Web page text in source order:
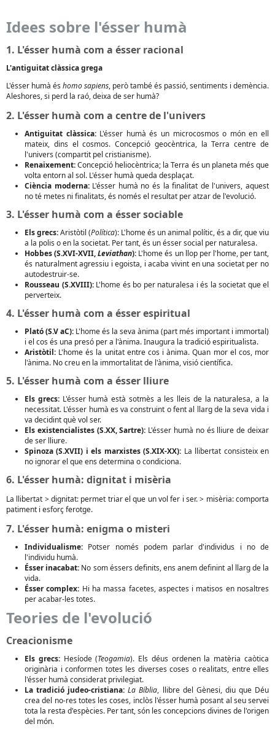
Idees sobre l'ésser humà
1. L'ésser humà com a ésser racional
L'antiguitat clàssica grega
L'ésser humà és homo sapiens, però també és passió, sentiments i demència.
Aleshores, si perd la raó, deixa de ser humà?
2. L'ésser humà com a centre de l'univers
Antiguitat clàssica:L'ésser humà és un microcosmos o món en ell
mateix, dins el cosmos. Concepció geocèntrica, la Terra centre de
l'univers (compartit pel cristianisme).
Renaixement:Concepció heliocèntrica; la Terra és un planeta més que
volta entorn al sol. L'ésser humà queda desplaçat.
Ciència moderna:L'ésser humà no és la finalitat de l'univers, aquest
no té metes ni finalitats, és només el resultat per atzar de l'evolució.
3. L'ésser humà com a ésser sociable
Els grecs:Aristòtil (Política): L'home és un animal polític, és a dir, que viu
a la polis o en la societat. Per tant, és un ésser social per naturalesa.
Hobbes (S.XVI-XVII,Leviathan): L'home és un llop per l'home, per tant,
és naturalment agressiu i egoista, i acaba vivint en una societat per no
autodestruir-se.
Rousseau (S.XVIII):L'home és bo per naturalesa i és la societat que el
perverteix.
4. L'ésser humà com a ésser espiritual
Plató (S.V aC): L'home és la seva ànima (part més important i immortal)
i el cos és una presó per a l'ànima. Inaugura la tradició espiritualista.
Aristòtil: L'home és la unitat entre cos i ànima. Quan mor el cos, mor
l'ànima. No creu en la immortalitat de l'ànima, visió científica.
5. L'ésser humà com a ésser lliure
Els grecs:L'ésser humà està sotmès a les lleis de la naturalesa, a la
necessitat. L'ésser humà es va construint o fent al llarg de la seva vida i
va decidint què vol ser.
Els existencialistes (S.XX, Sartre): L'ésser humà no és lliure de deixar
de ser lliure.
Spinoza (S.XVII) i els marxistes (S.XIX-XX): La llibertat consisteix en
no ignorar el que ens determina o condiciona.
6. L'ésser humà: dignitat i misèria
La llibertat > dignitat: permet triar el que un vol fer i ser. > misèria: comporta
patiment i esforç ferotge.
7. L'ésser humà: enigma o misteri
Individualisme: Potser només podem parlar d'individus i no de
l'individu humà.
Ésser inacabat: No som éssers definits, ens anem definint al llarg de la
vida.
Ésser complex: Hi ha massa facetes, aspectes i matisos en nosaltres
per acabar-les totes.
Teories de l'evolució
Creacionisme
Els grecs:Hesíode (Teogamia). Els déus ordenen la matèria caòtica
originària i conformen totes les diverses coses o realitats, entre elles
l'ésser humà considerat privilegiat.
La tradició judeo-cristiana: La Bíblia, llibre del Gènesi, diu que Déu
crea del no-res totes les coses, inclòs l'ésser humà posant al seu servei
tota la resta d'espècies. Per tant, són les concepcions divines de l'origen
del món.